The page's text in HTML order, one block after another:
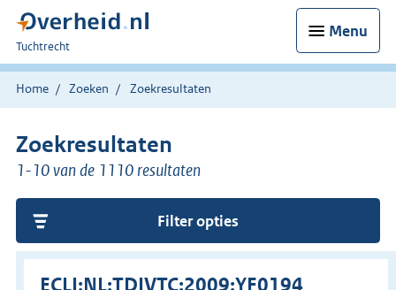
Menu
U
bent
hier:
Tuchtrecht
Home Zoeken Zoekresultaten
Zoekresultaten
1-10 van de 1110 resultaten
Filter opties
ECLI:NL:TDIVTC:2009:YF0194